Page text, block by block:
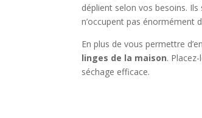
déplient selon vos besoins. Ils
n’occupent pas énormément
En plus de vous permettre
linges de la maison.
séchage efficace.